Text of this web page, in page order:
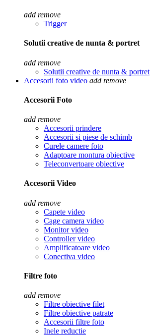
add remove
Trigger
Solutii creative de nunta & portret
add remove
Solutii creative de nunta & portret
Accesorii foto video add remove
Accesorii Foto
add remove
Accesorii prindere
Accesorii si piese de schimb
Curele camere foto
Adaptoare montura obiective
Teleconvertoare obiective
Accesorii Video
add remove
Capete video
Cage camera video
Monitor video
Controller video
Amplificatoare video
Conectiva video
Filtre foto
add remove
Filtre obiective filet
Filtre obiective patrate
Accesorii filtre foto
Inele reductie